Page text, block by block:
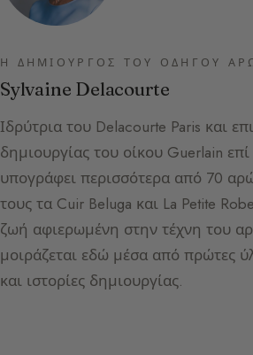
Η ΔΗΜΙΟΥΡΓΌΣ ΤΟΥ ΟΔΗΓΟΎ
Sylvaine Delacourte
Ιδρύτρια του Delacourte Paris και
δημιουργίας του οίκου Guerlain
υπογράφει περισσότερα από 70
τους τα Cuir Beluga και La Petite
ζωή αφιερωμένη στην τέχνη του
μοιράζεται εδώ μέσα από πρώτες
και ιστορίες δημιουργίας.